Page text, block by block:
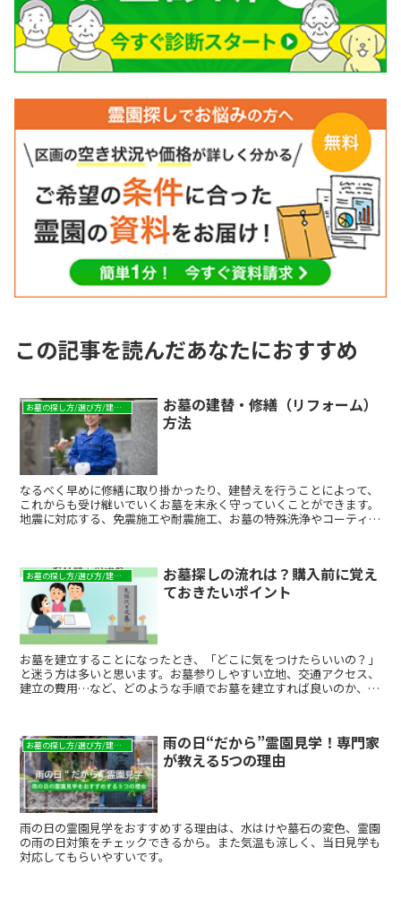
この記事を読んだあなたにおすすめ
お墓の探し方/選び方/建て方
お墓の建替・修繕（リフォーム）
方法
なるべく早めに修繕に取り掛かったり、建替えを行うことによって、
これからも受け継いでいくお墓を末永く守っていくことができます。
地震に対応する、免震施工や耐震施工、お墓の特殊洗浄やコーティン
お墓の探し方/選び方/建て方
お墓探しの流れは？購入前に覚え
ておきたいポイント
お墓を建立することになったとき、「どこに気をつけたらいいの？」
と迷う方は多いと思います。お墓参りしやすい立地、交通アクセス、
建立の費用…など、どのような手順でお墓を建立すれば良いのか、契
お墓の探し方/選び方/建て方
雨の日“だから”霊園見学！専門家
が教える5つの理由
雨の日の霊園見学をおすすめする理由は、水はけや墓石の変色、霊園
の雨の日対策をチェックできるから。また気温も涼しく、当日見学も
対応してもらいやすいです。